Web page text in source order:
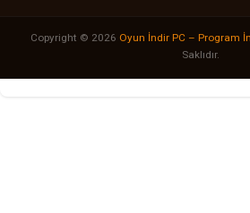
Copyright © 2026 Oyun İndir PC – Program
Saklıdır.